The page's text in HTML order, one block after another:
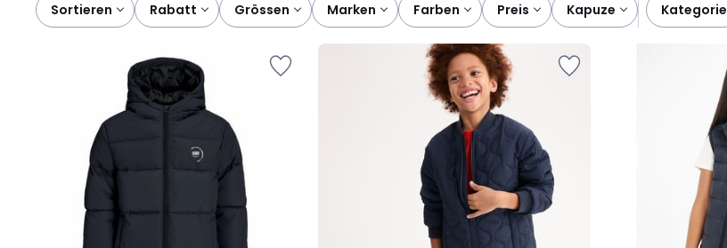
Sortieren rabatt grössen marken farben preis kapuze kategorie